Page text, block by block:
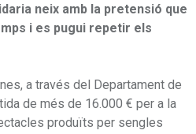
neix amb la pretensió que
i es pugui repetir els
a través del Departament de
de més de 16.000 € per a la
produïts per sengles